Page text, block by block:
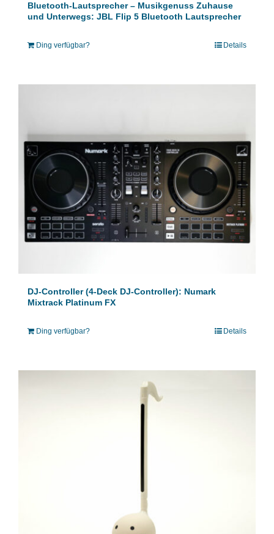
Bluetooth-Lautsprecher – Musikgenuss Zuhause
und Unterwegs: JBL Flip 5 Bluetooth Lautsprecher
Ding verfügbar? Details
DJ-Controller (4-Deck DJ-Controller): Numark
Mixtrack Platinum FX
Ding verfügbar? Details